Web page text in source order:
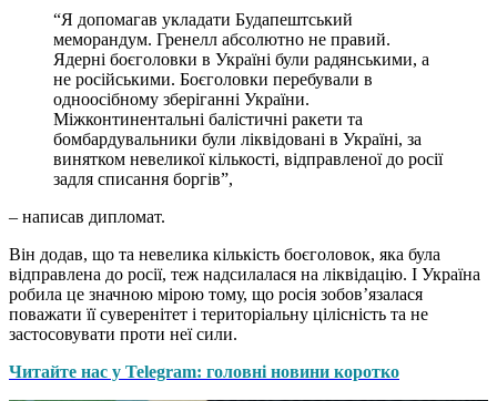
“Я допомагав укладати Будапештський
меморандум. Гренелл абсолютно не правий.
Ядерні боєголовки в Україні були радянськими, а
не російськими. Боєголовки перебували в
одноосібному зберіганні України.
Міжконтинентальні балістичні ракети та
бомбардувальники були ліквідовані в Україні, за
винятком невеликої кількості, відправленої до росії
задля списання боргів”,
– написав дипломат.
Він додав, що та невелика кількість боєголовок, яка була
відправлена до росії, теж надсилалася на ліквідацію. І Україна
робила це значною мірою тому, що росія зобов’язалася
поважати її суверенітет і територіальну цілісність та не
застосовувати проти неї сили.
Читайте нас у Telegram: головні новини коротко